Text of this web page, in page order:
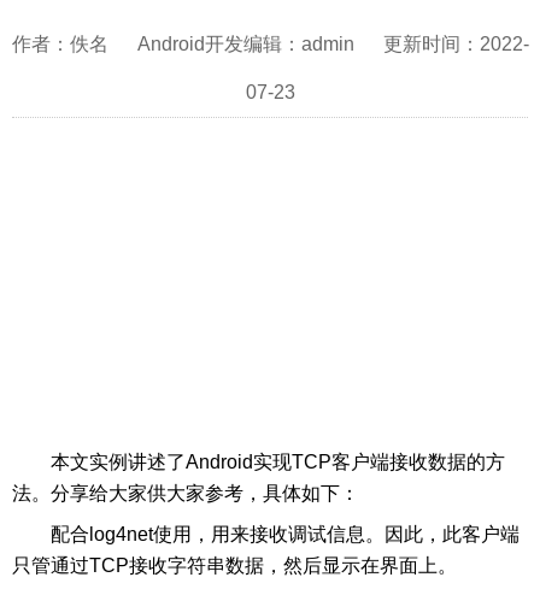
作者：佚名 Android开发编辑：admin 更新时间：2022-
07-23
本文实例讲述了Android实现TCP客户端接收数据的方
法。分享给大家供大家参考，具体如下：
配合log4net使用，用来接收调试信息。因此，此客户端
只管通过TCP接收字符串数据，然后显示在界面上。